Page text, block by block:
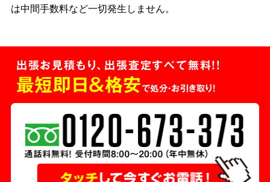
は中間手数料など一切発生しません。
出張お見積もり、出張査定すべて無料!!
最短即日＆格安で処分・お引き取り！